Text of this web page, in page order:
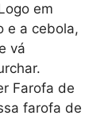
em
e a cebola,
vá
Farofa de
farofa de